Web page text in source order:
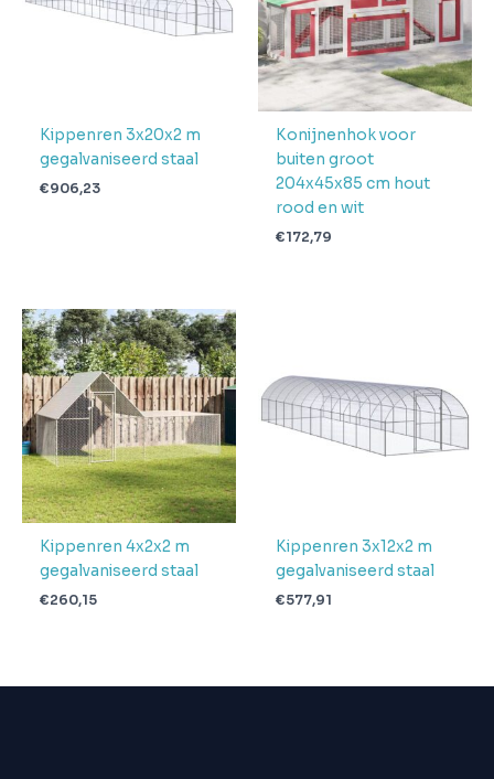
levering
6 + 6 dag
Kippenren 3x20x2 m
gegalvaniseerd staal
€906,23
Konijnenhok voor
buiten groot
204x45x85 cm hout
rood en wit
€172,79
Kippenren 4x2x2 m
gegalvaniseerd staal
€260,15
Kippenren 3x12x2 m
gegalvaniseerd staal
€577,91